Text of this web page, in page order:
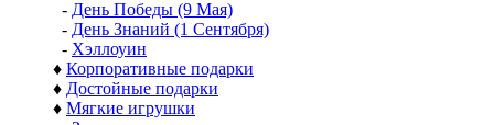
- День Победы (9 Мая)
- День Знаний (1 Сентября)
- Хэллоуин
♦ Корпоративные подарки
♦ Достойные подарки
♦ Мягкие игрушки